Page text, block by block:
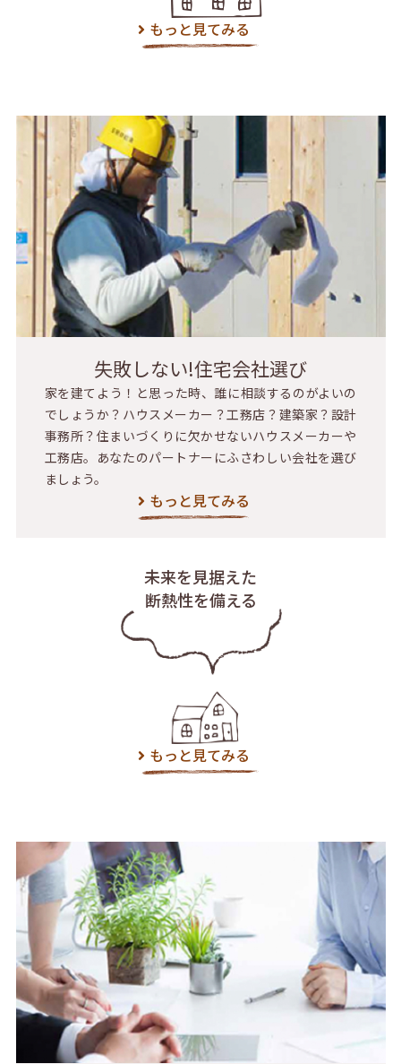
もっと見てみる
失敗しない!住宅会社選び
家を建てよう！と思った時、誰に相談するのがよいの
でしょうか？ハウスメーカー？工務店？建築家？設計
事務所？住まいづくりに欠かせないハウスメーカーや
工務店。あなたのパートナーにふさわしい会社を選び
ましょう。
もっと見てみる
未来を見据えた
断熱性を備える
もっと見てみる